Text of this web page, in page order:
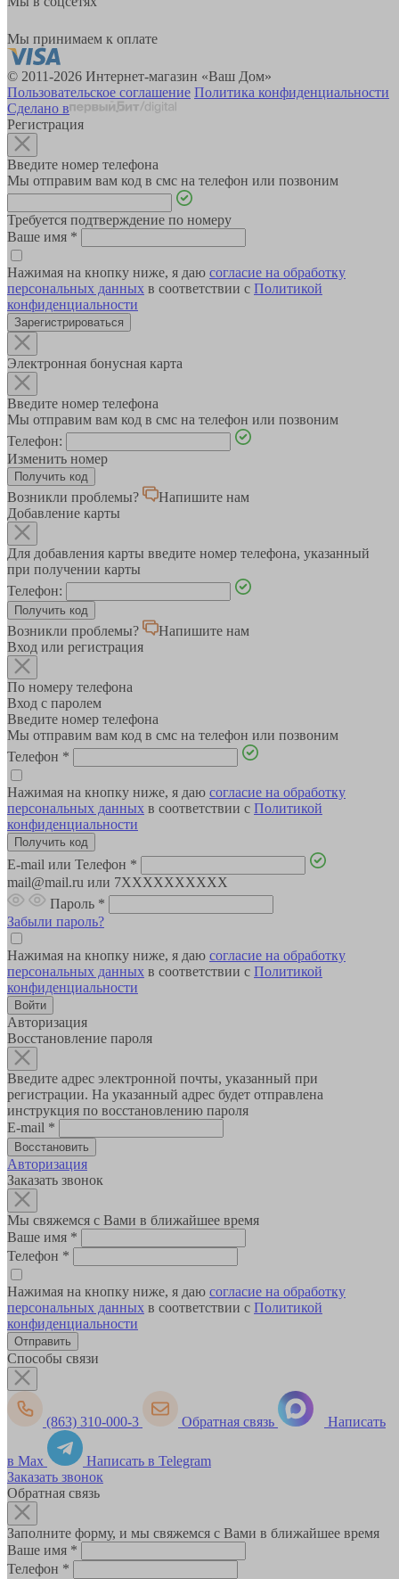
Мы принимаем к оплате
© 2011-2026 Интернет-магазин «Ваш Дом»
Пользовательское соглашение Политика конфиденциальности
Сделано в
Регистрация
Введите номер телефона
Мы отправим вам код в смс на телефон или позвоним
Требуется подтверждение по номеру
Ваше имя *
Нажимая на кнопку ниже, я даю согласие на обработку
персональных данных в соответствии с Политикой
конфиденциальности
Зарегистрироваться
Электронная бонусная карта
Введите номер телефона
Мы отправим вам код в смс на телефон или позвоним
Телефон:
Изменить номер
Возникли проблемы?
Напишите нам
Добавление карты
Для добавления карты введите номер телефона, указанный
при получении карты
Телефон:
Возникли проблемы?
Напишите нам
Вход или регистрация
По номеру телефона
Вход с паролем
Введите номер телефона
Мы отправим вам код в смс на телефон или позвоним
Телефон *
Нажимая на кнопку ниже, я даю согласие на обработку
персональных данных в соответствии с Политикой
конфиденциальности
E-mail или Телефон *
mail@mail.ru или 7XXXXXXXXXX
Пароль *
Забыли пароль?
Нажимая на кнопку ниже, я даю согласие на обработку
персональных данных в соответствии с Политикой
конфиденциальности
Авторизация
Восстановление пароля
Введите адрес электронной почты, указанный при
регистрации. На указанный адрес будет отправлена
инструкция по восстановлению пароля
E-mail *
Авторизация
Заказать звонок
Мы свяжемся с Вами в ближайшее время
Ваше имя *
Телефон *
Нажимая на кнопку ниже, я даю согласие на обработку
персональных данных в соответствии с Политикой
конфиденциальности
Способы связи
(863) 310-000-3 Обратная связь Написать
в Max
Написать в Telegram
Заказать звонок
Обратная связь
Заполните форму, и мы свяжемся с Вами в ближайшее время
Ваше имя *
Телефон *